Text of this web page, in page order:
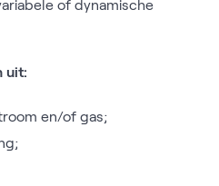
of dynamische
uit:
en/of gas;